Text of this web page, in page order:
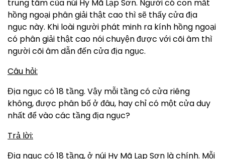
trung tâm của núi Hy Mã Lạp Sơn. Người có con mắt
hồng ngoại phân giải thật cao thì sẽ thấy cửa địa
ngục này. Khi loài người phát minh ra kính hồng ngoại
có phân giải thật cao nói chuyện được với cõi âm thì
người cõi âm dẫn đến cửa địa ngục.
Câu hỏi:
Địa ngục có 18 tầng. Vậy mỗi tầng có cửa riêng
không, được phân bố ở đâu, hay chỉ có một cửa duy
nhất để vào các tầng địa ngục?
Trả lời:
Địa ngục có 18 tầng, ở núi Hy Mã Lạp Sơn là chính. Mỗi